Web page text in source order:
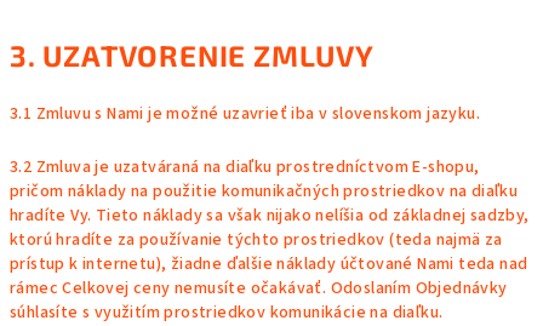
3. UZATVORENIE ZMLUVY
3.1 Zmluvu s Nami je možné uzavrieť iba v slovenskom jazyku.
3.2 Zmluva je uzatváraná na diaľku prostredníctvom E-shopu,
pričom náklady na použitie komunikačných prostriedkov na diaľku
hradíte Vy. Tieto náklady sa však nijako nelíšia od základnej sadzby,
ktorú hradíte za používanie týchto prostriedkov (teda najmä za
prístup k internetu), žiadne ďalšie náklady účtované Nami teda nad
rámec Celkovej ceny nemusíte očakávať. Odoslaním Objednávky
súhlasíte s využitím prostriedkov komunikácie na diaľku.